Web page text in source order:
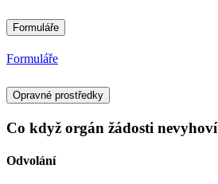
Formuláře
Formuláře
Opravné prostředky
Co když orgán žádosti nevyhoví
Odvolání